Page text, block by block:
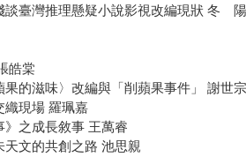
談臺灣推理懸疑小說影視改編現狀 冬 陽
皓棠
的滋味〉改編與「削蘋果事件」 謝世宗
織現場 羅珮嘉
之成長敘事 王萬睿
文的共創之路 池思親